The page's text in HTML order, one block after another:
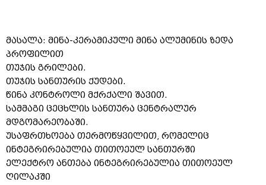
მასალა: მინა-კერამიკული მინა ალუმინის ზედა
პროფილით
თუჯის გრილები.
თუჯის სანთურის ქუდები.
წინა კონტროლი მქრქალი შავით.
სამმაგი ცეცხლის სანთურა ცენტრალურ
მდგომარეობაში.
უსაფრთხოება თერმოწყვილით, რომელიც
ინტეგრირებულია თითოეულ სანთურში
ელექტრო ანთება ინტეგრირებულია თითოეულ
ღილაკში